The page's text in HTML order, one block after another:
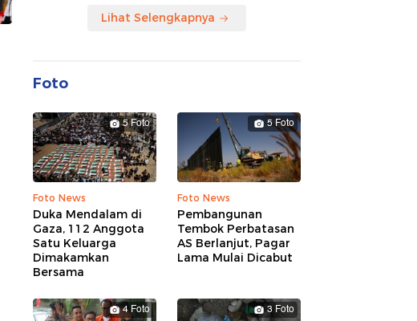
Lihat Selengkapnya
Foto
5 Foto
Foto News
Duka Mendalam di
Gaza, 112 Anggota
Satu Keluarga
Dimakamkan
Bersama
5 Foto
Foto News
Pembangunan
Tembok Perbatasan
AS Berlanjut, Pagar
Lama Mulai Dicabut
4 Foto 3 Foto